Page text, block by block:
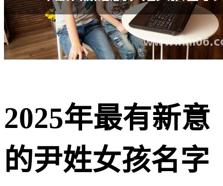
2025年最有新意
的尹姓女孩名字